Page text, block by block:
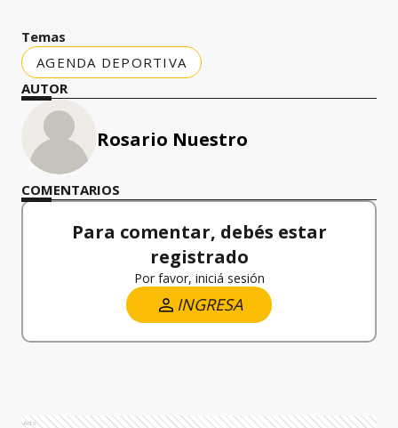
Temas
AGENDA DEPORTIVA
AUTOR
Rosario Nuestro
COMENTARIOS
Para comentar, debés estar
registrado
Por favor, iniciá sesión
INGRESA
Ads